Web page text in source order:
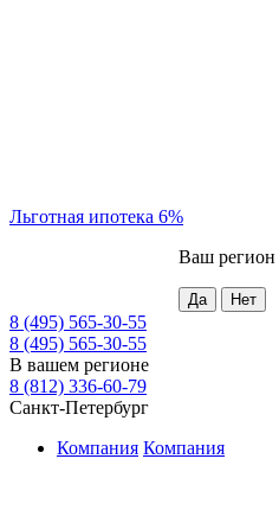
Льготная ипотека 6%
Ваш регион
8 (495) 565-30-55
8 (495) 565-30-55
В вашем регионе
8 (812) 336-60-79
Санкт-Петербург
Компания Компания